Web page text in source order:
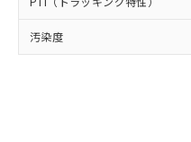
汚染度
お客様が当
登録された部
※3 非含有証明
「－」：未確認で